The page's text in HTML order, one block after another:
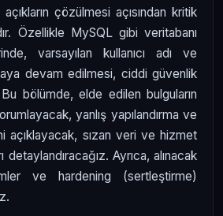
çözülmesi açısından kritik
Özellikle MySQL gibi veritabanı
varsayılan kullanıcı adı ve
devam edilmesi, ciddi güvenlik
bölümde, elde edilen bulguların
yanlış yapılandırma ve
açıklayacak, sızan veri ve hizmet
Ayrıca, alınacak
ve hardening (sertleştirme)